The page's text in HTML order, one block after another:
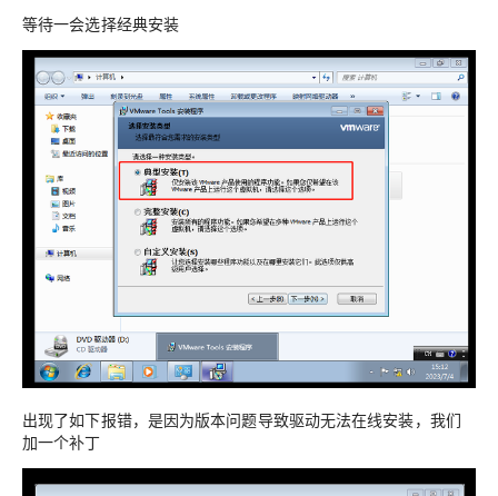
等待一会选择经典安装
出现了如下报错，是因为版本问题导致驱动无法在线安装，我们
加一个补丁